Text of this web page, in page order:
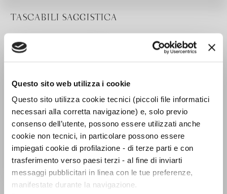
Questo sito web utilizza i cookie
Questo sito utilizza cookie tecnici (piccoli file informatici
necessari alla corretta navigazione) e, solo previo
consenso dell’utente, possono essere utilizzati anche
cookie non tecnici, in particolare possono essere
impiegati cookie di profilazione - di terze parti e con
trasferimento verso paesi terzi - al fine di inviarti
messaggi pubblicitari in linea con le tue preferenze,
manifestate durante la navigazione.
TASCABILI SAGGISTICA
Cento Sicilie